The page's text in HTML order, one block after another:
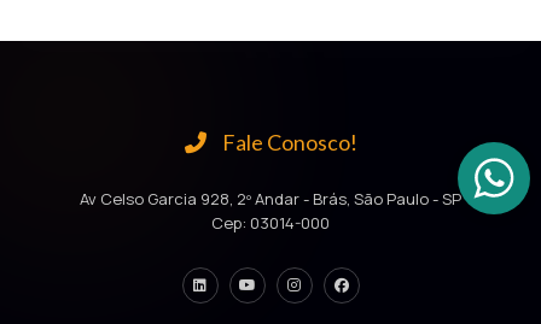
Fale Conosco!
Av Celso Garcia 928, 2º Andar - Brás, São Paulo - SP
Cep: 03014-000